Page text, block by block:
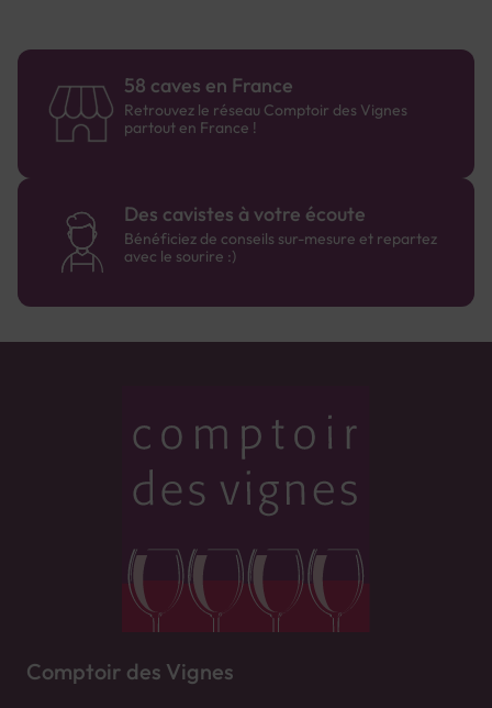
58 caves en France
Retrouvez le réseau Comptoir des Vignes
partout en France !
Des cavistes à votre écoute
Bénéficiez de conseils sur-mesure et repartez
avec le sourire :)
Comptoir des Vignes